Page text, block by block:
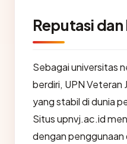
Reputasi
Sebagai universitas
berdiri, UPN Veteran
yang stabil di dunia
Situs upnvj.ac.id
dengan